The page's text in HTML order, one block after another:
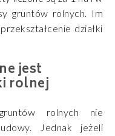
gruntów rolnych. Im
działki
jest
rolnej
rolnych nie
Jednak jeżeli